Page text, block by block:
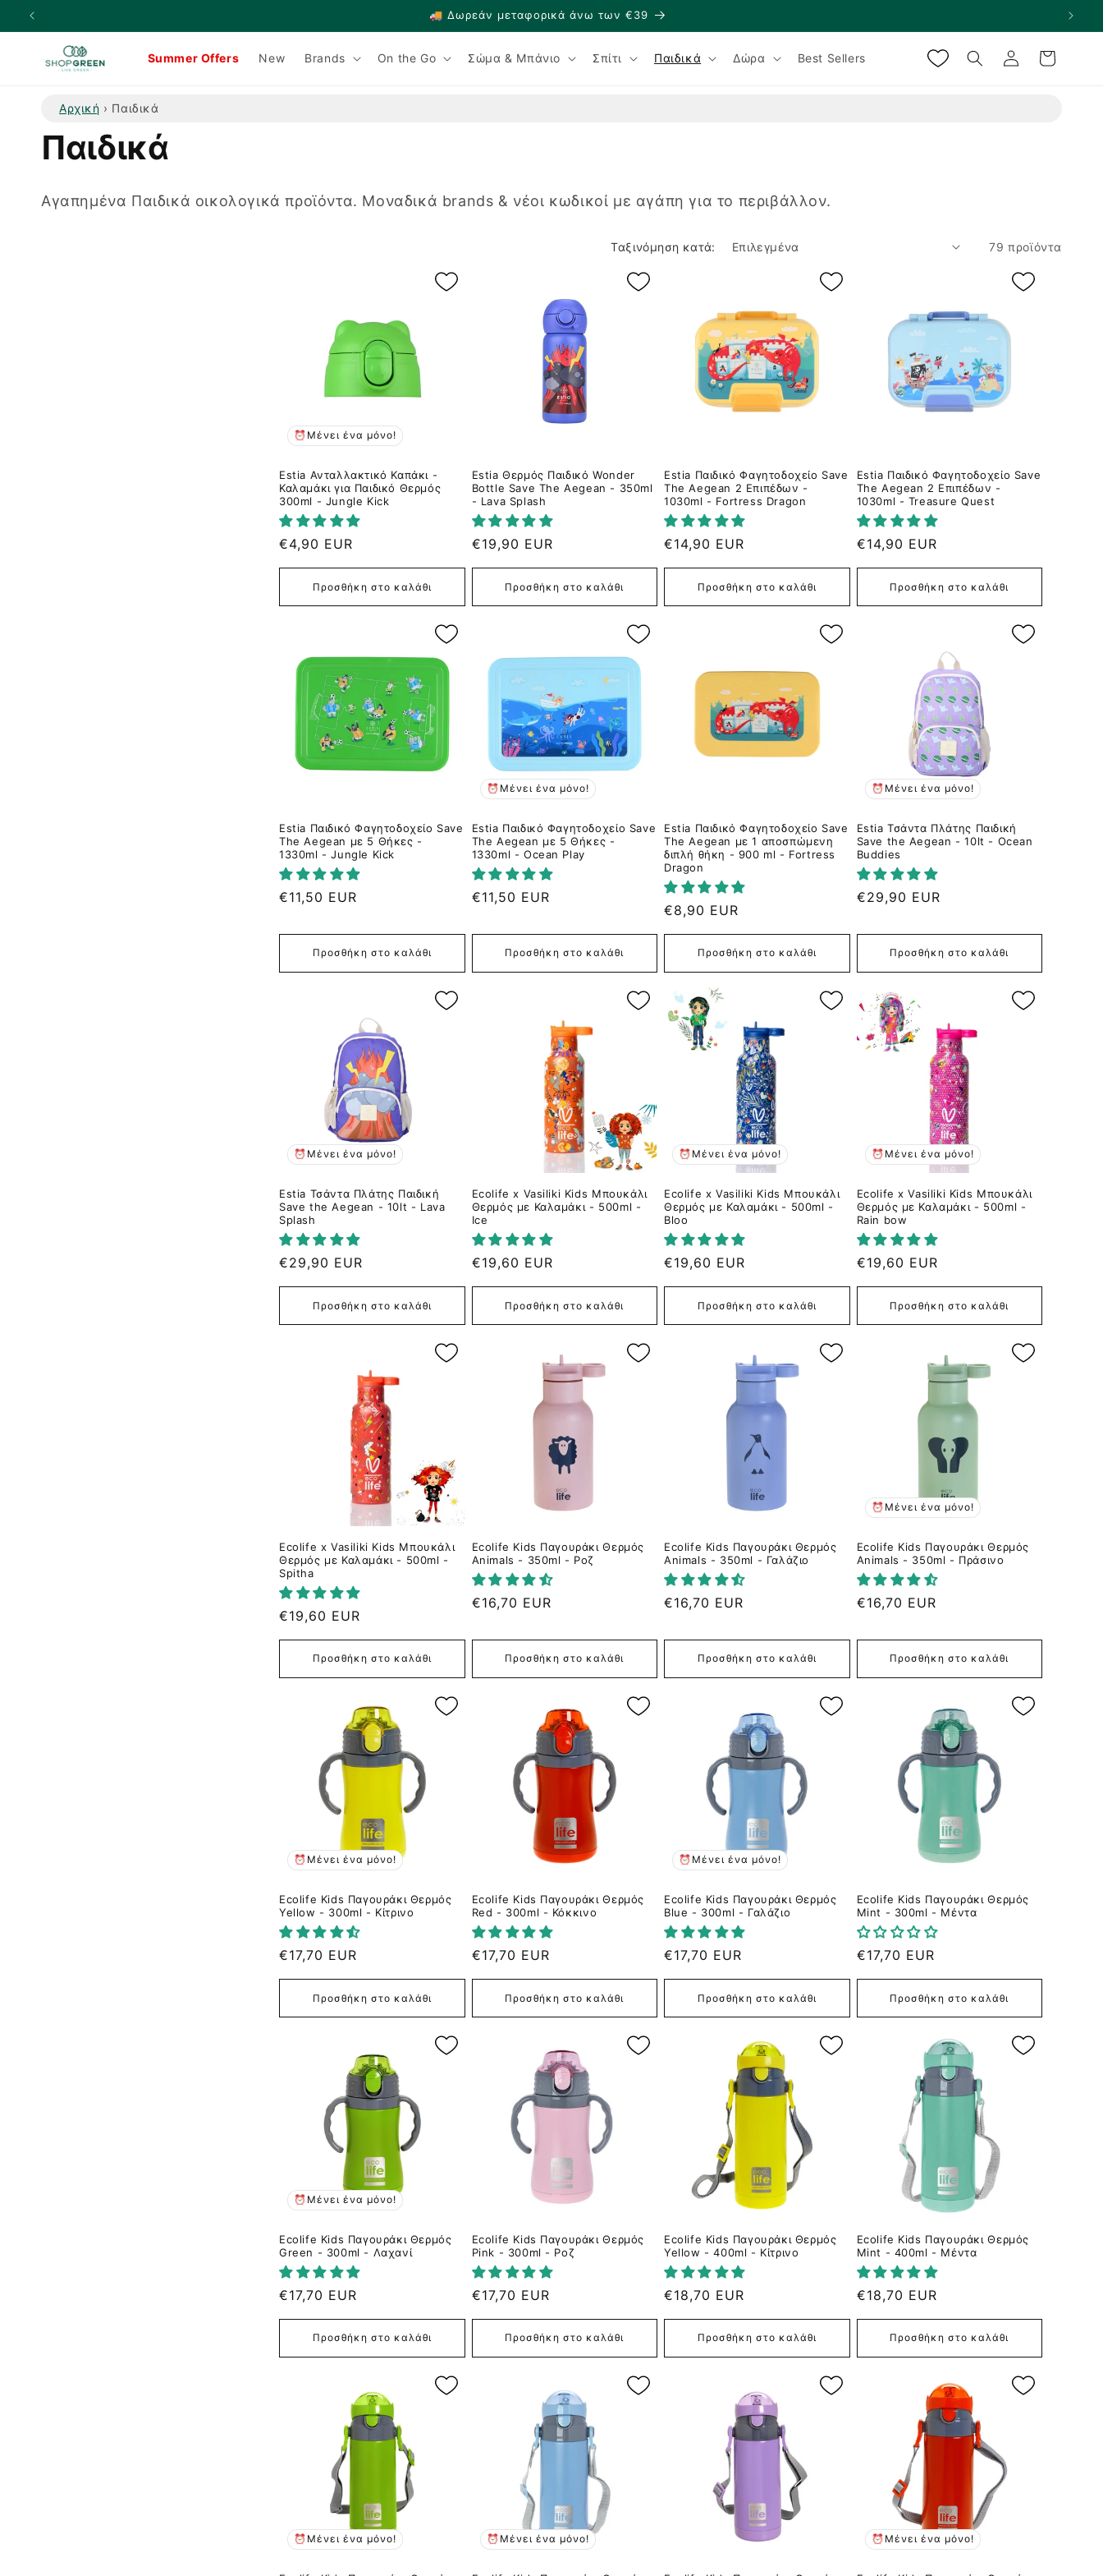
μετάβαση
🚚 Δωρεάν μεταφορικά άνω των €39
Summer Offers New Brands On the Go Σώμα & Μπάνιο Σπίτι Παιδικά Δώρα Best Sellers Σύνδεση Καλάθι
Αρχική › Παιδικά
Σ
υ
Παιδικά
Αγαπημένα Παιδικά οικολογικά προϊόντα. Μοναδικά brands & νέοι κωδικοί με αγάπη για το περιβάλλον.
Ταξινόμηση κατά: 79 προϊόντα
⏰Μένει ένα μόνο!
Estia Ανταλλακτικό Καπάκι -
Καλαμάκι για Παιδικό Θερμός
300ml - Jungle Kick
Κανονική
τιμή
€4,90 EUR
Προσθήκη στο καλάθι
Estia Θερμός Παιδικό Wonder
Bottle Save The Aegean - 350ml
- Lava Splash
Κανονική
τιμή
€19,90 EUR
Προσθήκη στο καλάθι
Estia Παιδικό Φαγητοδοχείο Save
The Aegean 2 Επιπέδων -
1030ml - Fortress Dragon
Κανονική
τιμή
€14,90 EUR
Προσθήκη στο καλάθι
Estia Παιδικό Φαγητοδοχείο Save
The Aegean 2 Επιπέδων -
1030ml - Treasure Quest
Κανονική
τιμή
€14,90 EUR
Προσθήκη στο καλάθι
Estia Παιδικό Φαγητοδοχείο Save
The Aegean με 5 Θήκες -
1330ml - Jungle Kick
Κανονική
€11,50 EUR
Προσθήκη στο καλάθι
⏰Μένει ένα μόνο!
Estia Παιδικό Φαγητοδοχείο Save
The Aegean με 5 Θήκες -
1330ml - Ocean Play
Κανονική
€11,50 EUR
Προσθήκη στο καλάθι
Estia Παιδικό Φαγητοδοχείο Save
The Aegean με 1 αποσπώμενη
διπλή θήκη - 900 ml - Fortress
Dragon
Κανονική
€8,90 EUR
Προσθήκη στο καλάθι
⏰Μένει ένα μόνο!
Estia Τσάντα Πλάτης Παιδική
Save the Aegean - 10lt - Ocean
Buddies
Κανονική
€29,90 EUR
Προσθήκη στο καλάθι
⏰Μένει ένα μόνο!
Estia Τσάντα Πλάτης Παιδική
Save the Aegean - 10lt - Lava
Splash
Κανονική
τιμή
€29,90 EUR
Προσθήκη στο καλάθι
Ecolife x Vasiliki Kids Μπουκάλι
Θερμός με Καλαμάκι - 500ml -
Ice
Κανονική
τιμή
€19,60 EUR
Προσθήκη στο καλάθι
⏰Μένει ένα μόνο!
Ecolife x Vasiliki Kids Μπουκάλι
Θερμός με Καλαμάκι - 500ml -
Bloo
Κανονική
τιμή
€19,60 EUR
Προσθήκη στο καλάθι
⏰Μένει ένα μόνο!
Ecolife x Vasiliki Kids Μπουκάλι
Θερμός με Καλαμάκι - 500ml -
Rain bow
Κανονική
τιμή
€19,60 EUR
Προσθήκη στο καλάθι
Ecolife x Vasiliki Kids Μπουκάλι
Θερμός με Καλαμάκι - 500ml -
Spitha
Κανονική
€19,60 EUR
Προσθήκη στο καλάθι
Ecolife Kids Παγουράκι Θερμός
Animals - 350ml - Ροζ
Κανονική
€16,70 EUR
Προσθήκη στο καλάθι
Ecolife Kids Παγουράκι Θερμός
Animals - 350ml - Γαλάζιο
Κανονική
€16,70 EUR
Προσθήκη στο καλάθι
⏰Μένει ένα μόνο!
Ecolife Kids Παγουράκι Θερμός
Animals - 350ml - Πράσινο
Κανονική
€16,70 EUR
Προσθήκη στο καλάθι
⏰Μένει ένα μόνο!
Ecolife Kids Παγουράκι Θερμός
Yellow - 300ml - Κίτρινο
Κανονική
τιμή
€17,70 EUR
Προσθήκη στο καλάθι
Ecolife Kids Παγουράκι Θερμός
Red - 300ml - Κόκκινο
Κανονική
τιμή
€17,70 EUR
Προσθήκη στο καλάθι
⏰Μένει ένα μόνο!
Ecolife Kids Παγουράκι Θερμός
Blue - 300ml - Γαλάζιο
Κανονική
τιμή
€17,70 EUR
Προσθήκη στο καλάθι
Ecolife Kids Παγουράκι Θερμός
Mint - 300ml - Μέντα
Κανονική
τιμή
€17,70 EUR
Προσθήκη στο καλάθι
⏰Μένει ένα μόνο!
Ecolife Kids Παγουράκι Θερμός
Green - 300ml - Λαχανί
Κανονική
€17,70 EUR
Προσθήκη στο καλάθι
Ecolife Kids Παγουράκι Θερμός
Pink - 300ml - Ροζ
Κανονική
€17,70 EUR
Προσθήκη στο καλάθι
Ecolife Kids Παγουράκι Θερμός
Yellow - 400ml - Κίτρινο
Κανονική
€18,70 EUR
Προσθήκη στο καλάθι
Ecolife Kids Παγουράκι Θερμός
Mint - 400ml - Μέντα
Κανονική
€18,70 EUR
Προσθήκη στο καλάθι
⏰Μένει ένα μόνο! ⏰Μένει ένα μόνο! ⏰Μένει ένα μόνο!